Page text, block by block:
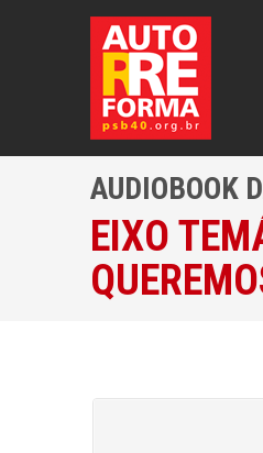
AUDIOBOOK
EIXO